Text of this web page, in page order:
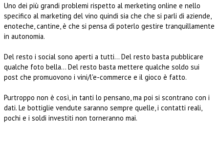
Uno dei più grandi problemi rispetto al merketing online e nello
specifico al marketing del vino quindi sia che che si parli di aziende,
enoteche, cantine, è che si pensa di poterlo gestire tranquillamente
in autonomia.
Del resto i social sono aperti a tutti... Del resto basta pubblicare
qualche foto bella... Del resto basta mettere qualche soldo sui
post che promuovono i vini/l'e-commerce e il gioco è fatto.
Purtroppo non è così, in tanti lo pensano, ma poi si scontrano con i
dati. Le bottiglie vendute saranno sempre quelle, i contatti reali,
pochi e i soldi investiti non torneranno mai.